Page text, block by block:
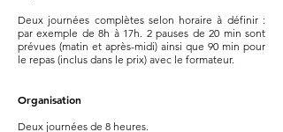
Deux journées complètes selon horaire à définir :
par exemple de 8h à 17h. 2 pauses de 20 min sont
prévues (matin et après-midi) ainsi que 90 min pour
le repas (inclus dans le prix) avec le formateur.
Organisation
Deux journées de 8 heures.